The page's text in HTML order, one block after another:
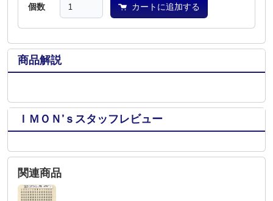
個数 カートに追加する
商品解説
ＩＭＯＮ’ｓスタッフレビュー
関連商品